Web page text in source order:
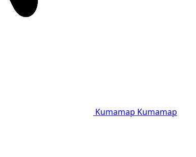
Kumamap Kumamap